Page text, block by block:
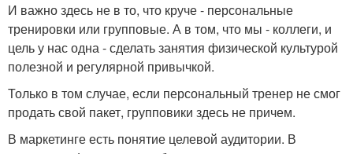
И важно здесь не в то, что круче - персональные
тренировки или групповые. А в том, что мы - коллеги, и
цель у нас одна - сделать занятия физической культурой
полезной и регулярной привычкой.
Только в том случае, если персональный тренер не смог
продать свой пакет, групповики здесь не причем.
В маркетинге есть понятие целевой аудитории. В